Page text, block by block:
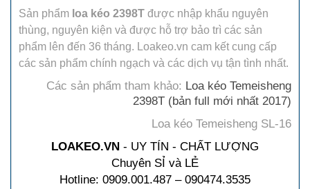
Sản phẩm loa kéo 2398T được nhập khẩu nguyên
thùng, nguyên kiện và được hỗ trợ bảo trì các sản
phẩm lên đến 36 tháng. Loakeo.vn cam kết cung cấp
các sản phẩm chính ngạch và các dịch vụ tận tình nhất.
Các sản phẩm tham khảo: Loa kéo Temeisheng
2398T (bản full mới nhất 2017)
Loa kéo Temeisheng SL-16
LOAKEO.VN - UY TÍN - CHẤT LƯỢNG
Chuyên SỈ và LẺ
Hotline: 0909.001.487 – 090474.3535